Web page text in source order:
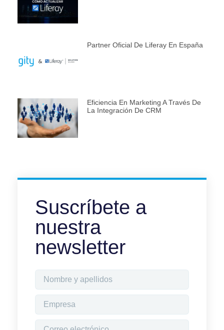
Partner Oficial De Liferay En España
Eficiencia En Marketing A Través De
La Integración De CRM
Suscríbete a
nuestra
newsletter